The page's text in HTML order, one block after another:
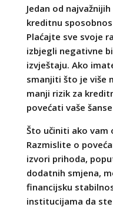
Jedan od
kreditnu
Plaćajte sve svoje
izbjegli negativne
izvještaju. Ako
smanjiti što je više
manji rizik za
povećati vaše
Što učiniti ako vam
Razmislite o
izvori prihoda,
dodatnih smjena,
financijsku
institucijama da